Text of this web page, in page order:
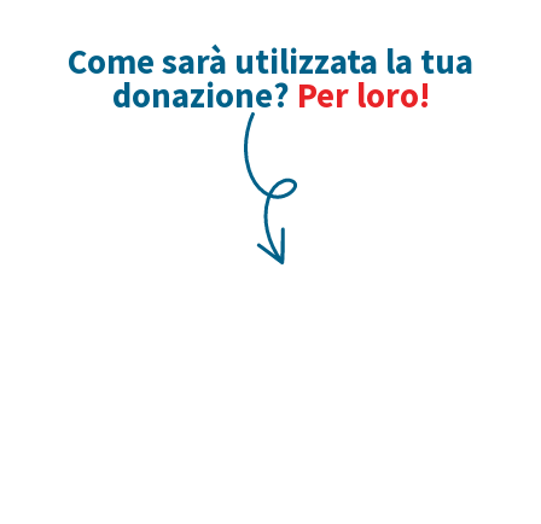
Come sarà utilizzata la tua
donazione? Per loro!